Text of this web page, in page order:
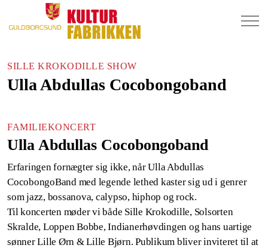
SILLE KROKODILLE SHOW
Ulla Abdullas Cocobongoband
FAMILIEKONCERT
Ulla Abdullas Cocobongoband
Erfaringen fornægter sig ikke, når Ulla Abdullas
CocobongoBand med legende lethed kaster sig ud i genrer
som jazz, bossanova, calypso, hiphop og rock.
Til koncerten møder vi både Sille Krokodille, Solsorten
Skralde, Loppen Bobbe, Indianerhøvdingen og hans uartige
sønner Lille Ørn & Lille Bjørn. Publikum bliver inviteret til at